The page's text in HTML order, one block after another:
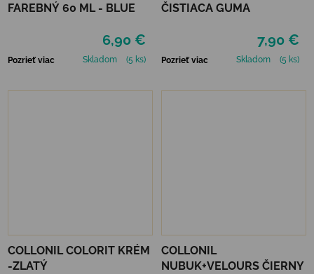
FAREBNÝ 60 ML - BLUE
6,90 €
Pozrieť viac Skladom (5 ks)
ČISTIACA GUMA
7,90 €
Pozrieť viac Skladom (5 ks)
COLLONIL COLORIT KRÉM
-ZLATÝ
COLLONIL
NUBUK+VELOURS ČIERNY